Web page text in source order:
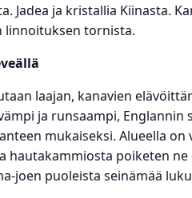
Jadea ja kristallia Kiinasta.
linnoituksen tornista.
laajan, kanavien
ja runsaampi,
mukaiseksi. Alueella
hautakammiosta poiketen
joen puoleista seinämää